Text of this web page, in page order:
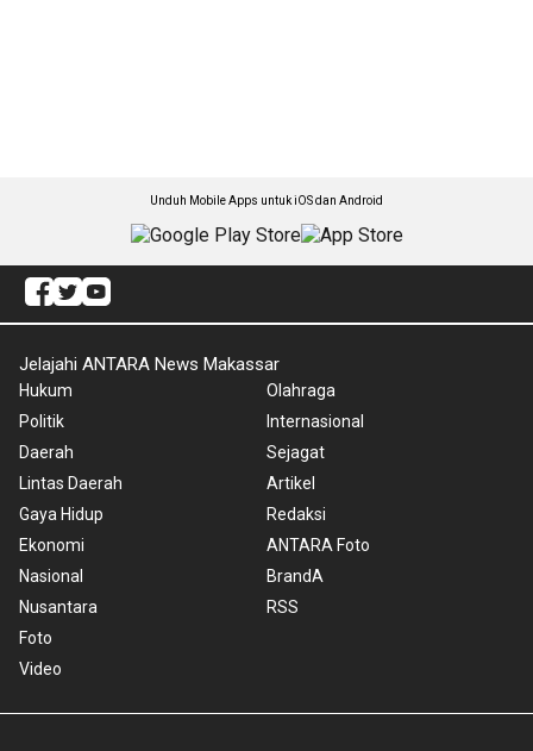
Unduh Mobile Apps untuk iOS dan Android
Jelajahi ANTARA News Makassar
Hukum
Politik
Daerah
Lintas Daerah
Gaya Hidup
Ekonomi
Nasional
Nusantara
Foto
Video
Olahraga
Internasional
Sejagat
Artikel
Redaksi
ANTARA Foto
BrandA
RSS